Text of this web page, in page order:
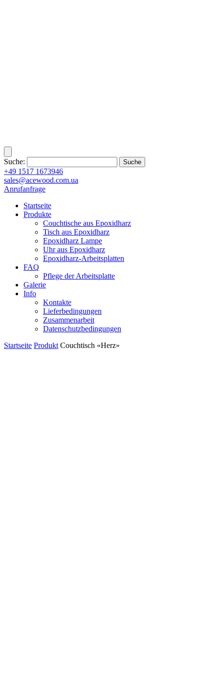
Suche:
+49 1517 1673946
sales@acewood.com.ua
Anrufanfrage
Startseite
Produkte
Couchtische aus Epoxidharz
Tisch aus Epoxidharz
Epoxidharz Lampe
Uhr aus Epoxidharz
Epoxidharz-Arbeitsplatten
FAQ
Pflege der Arbeitsplatte
Galerie
Info
Kontakte
Lieferbedingungen
Zusammenarbeit
Datenschutzbedingungen
Startseite Produkt Couchtisch «Herz»